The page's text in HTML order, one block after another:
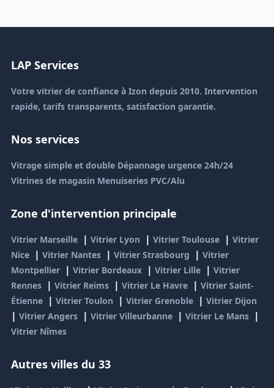
LAP Services
Votre vitrier de confiance à Izon depuis 2010. Intervention
rapide, tarifs transparents, satisfaction garantie.
Nos services
Vitrage simple et double Dépannage urgence 24h/24
Vitrines de magasin Menuiseries PVC/Alu
Zone d'intervention principale
Vitrier Marseille | Vitrier Lyon | Vitrier Toulouse | Vitrier
Nice | Vitrier Nantes | Vitrier Strasbourg | Vitrier
Montpellier | Vitrier Bordeaux | Vitrier Lille | Vitrier
Rennes | Vitrier Reims | Vitrier Le Havre | Vitrier Saint-
Étienne | Vitrier Toulon | Vitrier Grenoble | Vitrier Dijon
| Vitrier Angers | Vitrier Villeurbanne | Vitrier Le Mans |
Vitrier Nîmes
Autres villes du 33